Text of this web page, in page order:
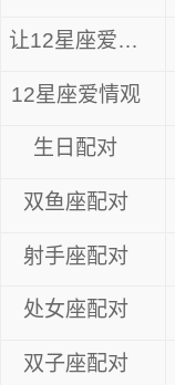
让12星座爱上你
12星座爱情观
生日配对
双鱼座配对
射手座配对
处女座配对
双子座配对